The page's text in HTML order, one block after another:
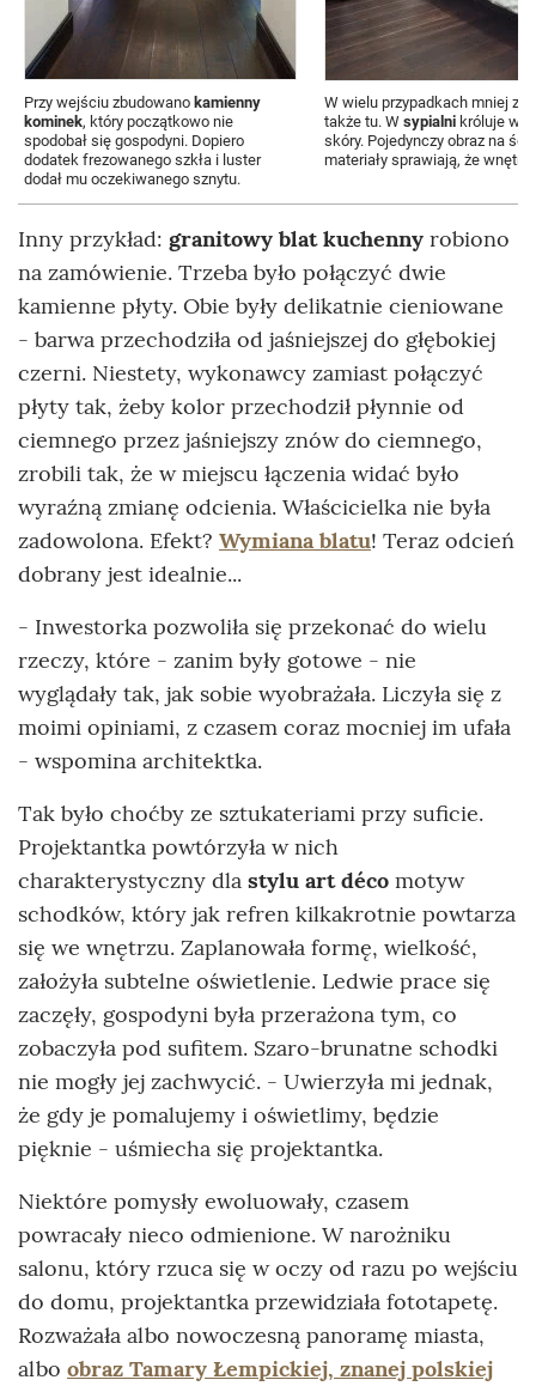
Przy wejściu zbudowano kamienny
kominek, który początkowo nie
spodobał się gospodyni. Dopiero
dodatek frezowanego szkła i luster
dodał mu oczekiwanego sznytu.
W wielu przypadkach mniej
także tu. W sypialni króluje
skóry. Pojedynczy obraz na
materiały sprawiają, że
Inny przykład: granitowy blat kuchenny robiono
na zamówienie. Trzeba było połączyć dwie
kamienne płyty. Obie były delikatnie cieniowane
- barwa przechodziła od jaśniejszej do głębokiej
czerni. Niestety, wykonawcy zamiast połączyć
płyty tak, żeby kolor przechodził płynnie od
ciemnego przez jaśniejszy znów do ciemnego,
zrobili tak, że w miejscu łączenia widać było
wyraźną zmianę odcienia. Właścicielka nie była
zadowolona. Efekt? Wymiana blatu! Teraz odcień
dobrany jest idealnie...
- Inwestorka pozwoliła się przekonać do wielu
rzeczy, które - zanim były gotowe - nie
wyglądały tak, jak sobie wyobrażała. Liczyła się z
moimi opiniami, z czasem coraz mocniej im ufała
- wspomina architektka.
Tak było choćby ze sztukateriami przy suficie.
Projektantka powtórzyła w nich
charakterystyczny dla stylu art déco motyw
schodków, który jak refren kilkakrotnie powtarza
się we wnętrzu. Zaplanowała formę, wielkość,
założyła subtelne oświetlenie. Ledwie prace się
zaczęły, gospodyni była przerażona tym, co
zobaczyła pod sufitem. Szaro-brunatne schodki
nie mogły jej zachwycić. - Uwierzyła mi jednak,
że gdy je pomalujemy i oświetlimy, będzie
pięknie - uśmiecha się projektantka.
Niektóre pomysły ewoluowały, czasem
powracały nieco odmienione. W narożniku
salonu, który rzuca się w oczy od razu po wejściu
do domu, projektantka przewidziała fototapetę.
Rozważała albo nowoczesną panoramę miasta,
albo obraz Tamary Łempickiej, znanej polskiej